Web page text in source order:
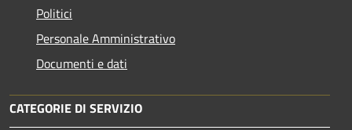
Politici
Personale Amministrativo
Documenti e dati
CATEGORIE DI SERVIZIO